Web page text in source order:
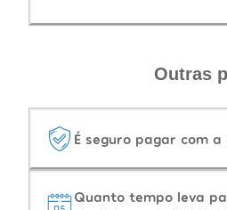
Outras
É seguro pagar com a
Quanto tempo leva